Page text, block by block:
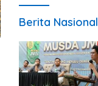
Berita Nasional